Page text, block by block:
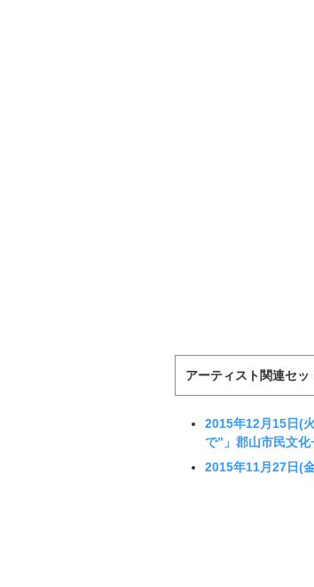
アーティスト関連セッ
2015年12月15日(
で”」郡山市民文
2015年11月27日(